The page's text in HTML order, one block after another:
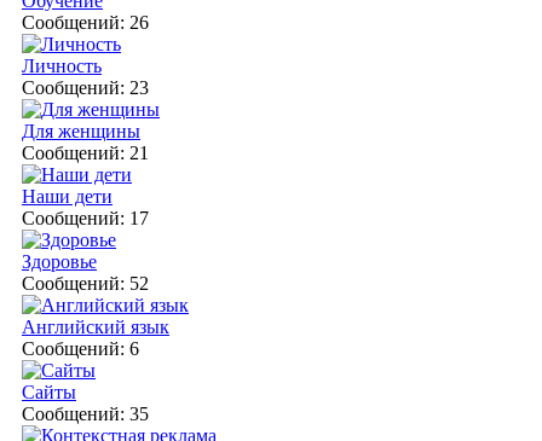
Сообщений: 26
Личность
Сообщений: 23
Для женщины
Сообщений: 21
Наши дети
Сообщений: 17
Здоровье
Сообщений: 52
Английский язык
Сообщений: 6
Сайты
Сообщений: 35